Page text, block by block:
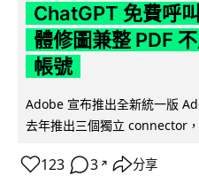
ChatGPT 免費呼
體修圖兼整 PDF
帳號
Adobe 宣布推出全新統一版
去年推出三個獨立 connector
123 3 ↗ 分享